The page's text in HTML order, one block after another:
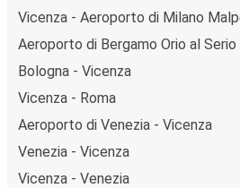
Vicenza - Aeroporto di Milano
Aeroporto di Bergamo Orio al
Bologna - Vicenza
Vicenza - Roma
Aeroporto di Venezia - Vicenza
Venezia - Vicenza
Vicenza - Venezia